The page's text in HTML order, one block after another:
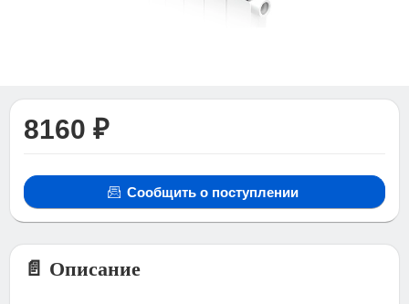
8160 ₽
Сообщить о поступлении
📄 Описание